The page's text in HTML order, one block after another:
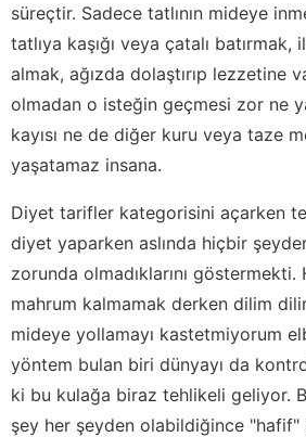
süreçtir. Sadece tatlının mideye
tatlıya kaşığı veya çatalı batırmak,
almak, ağızda dolaştırıp lezzetine
olmadan o isteğin geçmesi zor ne
kayısı ne de diğer kuru veya taze
yaşatamaz insana.
Diyet tarifler kategorisini açarken
diyet yaparken aslında hiçbir
zorunda olmadıklarını
mahrum kalmamak derken dilim
mideye yollamayı kastetmiyorum
yöntem bulan biri dünyayı da
ki bu kulağa biraz tehlikeli geliyor.
şey her şeyden olabildiğince "hafif"